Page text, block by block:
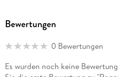
und Schirmherr des
Bewertungen
0 Bewertungen
Es wurden noch keine